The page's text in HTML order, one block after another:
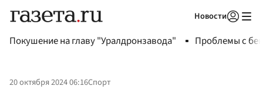
Новости
Покушение на главу "Уралдронзавода" Проблемы с
20 октября 2024 06:16Спорт